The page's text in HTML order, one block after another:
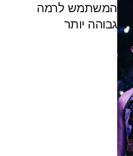
המשתמש לרמה
גבוהה יותר